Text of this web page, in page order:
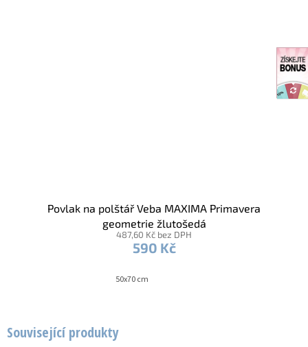
Související produkty
Povlak na polštář Veba MAXIMA Primavera
geometrie žlutošedá
487,60 Kč bez DPH
590 Kč
50x70 cm